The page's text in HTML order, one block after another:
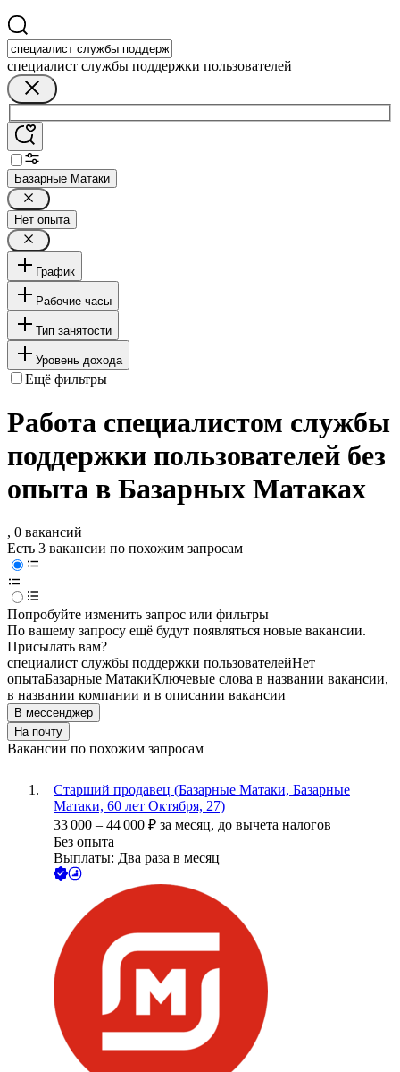
специалист службы поддержки пользователей
Базарные Матаки
Нет опыта
График
Рабочие часы
Тип занятости
Уровень дохода
Ещё фильтры
Работа специалистом службы
поддержки пользователей без
опыта в Базарных Матаках
, 0 вакансий
Есть 3 вакансии по похожим запросам
Попробуйте изменить запрос или фильтры
По вашему запросу ещё будут появляться новые вакансии.
Присылать вам?
специалист службы поддержки пользователейНет
опытаБазарные МатакиКлючевые слова в названии вакансии,
в названии компании и в описании вакансии
В мессенджер
На почту
Вакансии по похожим запросам
Старший продавец (Базарные Матаки, Базарные
Матаки, 60 лет Октября, 27)
33 000 – 44 000 ₽ за месяц, до вычета налогов
Без опыта
Выплаты: Два раза в месяц